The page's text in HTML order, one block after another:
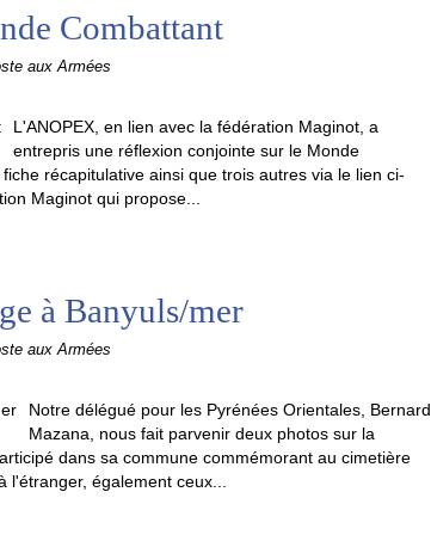
Combattant
aux Armées
L'ANOPEX, en lien avec la fédération Maginot, a
entrepris une réflexion conjointe sur le Monde
récapitulative ainsi que trois autres via le lien ci-
Maginot qui propose...
à Banyuls/mer
aux Armées
Notre délégué pour les Pyrénées Orientales, Bernard
Mazana, nous fait parvenir deux photos sur la
dans sa commune commémorant au cimetière
également ceux...